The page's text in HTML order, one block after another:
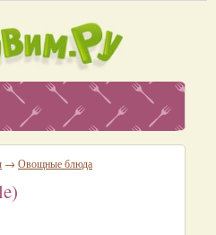
→ Овощные блюда